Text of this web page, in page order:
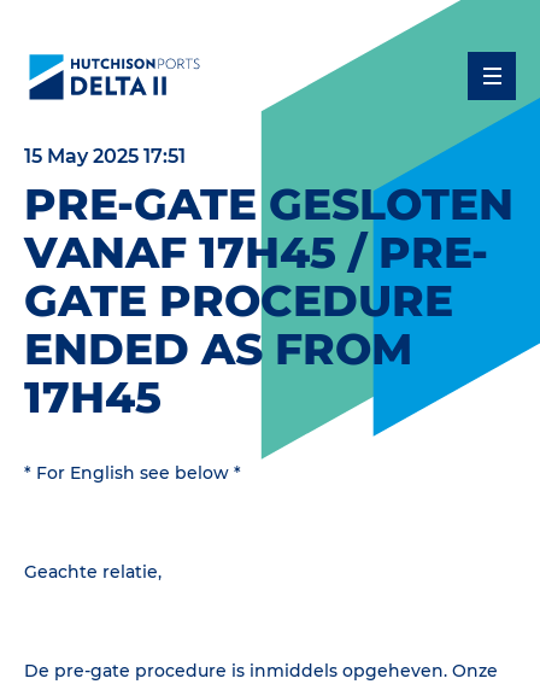
15 May 2025 17:51
PRE-GATE GESLOTEN
VANAF 17H45 / PRE-
GATE PROCEDURE
ENDED AS FROM
17H45
* For English see below *
Geachte relatie,
De pre-gate procedure is inmiddels opgeheven. Onze